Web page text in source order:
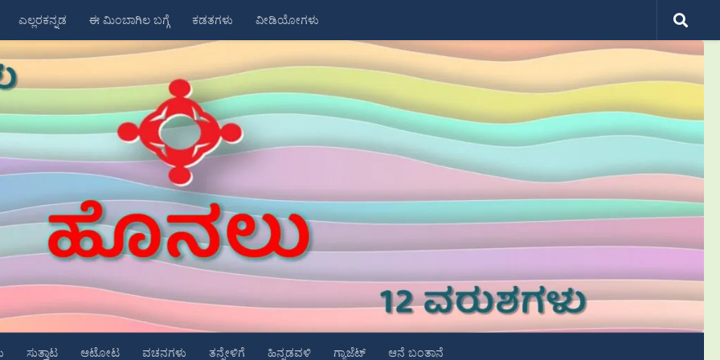
ಎಲ್ಲರಕನ್ನಡ ಈ ಮಿಂಬಾಗಿಲ ಬಗ್ಗೆ ಕಡತಗಳು ವೀಡಿಯೋಗಳು
ಸುತ್ತಾಟ ಆಟೋಟ ವಚನಗಳು ತನ್ನೇಳಿಗೆ ಹಿನ್ನಡವಳಿ ಗ್ಯಾಜೆಟ್ ಆನೆ ಬಂತಾನೆ